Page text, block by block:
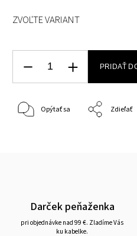
ZVOĽTE VARIANT
PRIDAŤ
Opýtať sa Zdieľať
Darček peňaženka
pri objednávke nad 99 €. Zladíme Vás
ku kabelke.